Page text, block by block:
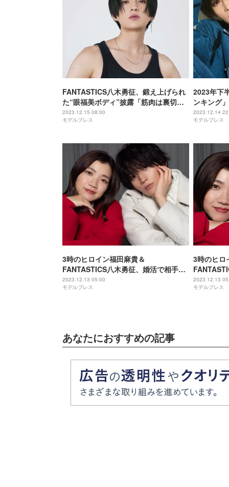
FANTASTICS八木勇征、鍛え上げられ
た“眼福美ボディ”披露「筋肉は裏切ら
ない」
2023.12.15 08:00
モデルプレス
2023年下
ンキング
2023.12.14
モデルプレス
3時のヒロイン福田麻貴＆
FANTASTICS八木勇征、婚活で相手に
求める条件は？息ぴったりすぎて監督
から思わぬ指摘も＜「婚活1000本ノッ
2023.12.13 05:00
モデルプレス
3時のヒロ
に伝えて
から聞い
2023.12.13
モデルプレス
あなたにおすすめの記事